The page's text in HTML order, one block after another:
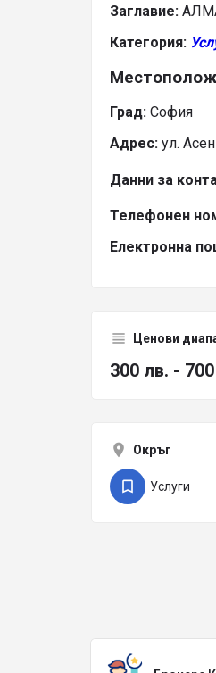
Заглавие:
Категория:
Град: София
Адрес: ул.
Данни за
Телефонен
Електронна
Ценови
300 лв. -
Окръг
Услуги